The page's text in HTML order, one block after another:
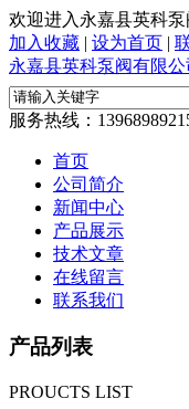
欢迎进入永嘉县英科
加入收藏 | 设为首页 |
永嘉县英科泵阀有限公
服务热线：
首页
公司简介
新闻中心
产品展示
技术文章
在线留言
联系我们
产品列表
PROUCTS LIST